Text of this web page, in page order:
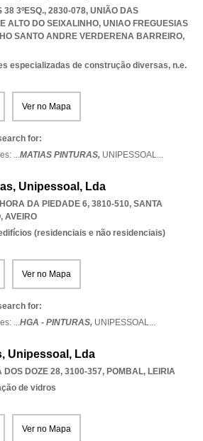
38 3ºESQ., 2830-078, UNIÃO DAS
ALTO DO SEIXALINHO, UNIAO FREGUESIAS
SANTO ANDRE VERDERENA BARREIRO,
especializadas de construção diversas, n.e.
Ver no Mapa
for:
...MATIAS PINTURAS, UNIPESSOAL...
Unipessoal, Lda
DA PIEDADE 6, 3810-510, SANTA
, AVEIRO
(residenciais e não residenciais)
Ver no Mapa
for:
...HGA - PINTURAS, UNIPESSOAL...
Unipessoal, Lda
DOS DOZE 28, 3100-357, POMBAL, LEIRIA
de vidros
Ver no Mapa